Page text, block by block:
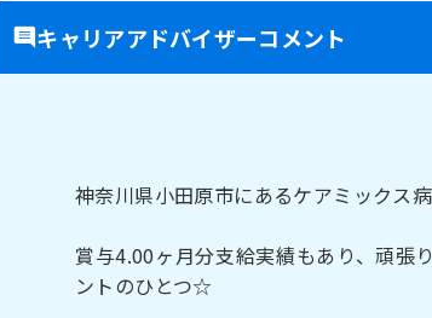
キャリアアドバイザーコメント
神奈川県小田原市にあるケアミックス
賞与4.00ヶ月分支給実績もあり、頑張
ントのひとつ☆